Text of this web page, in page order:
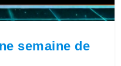
semaine de